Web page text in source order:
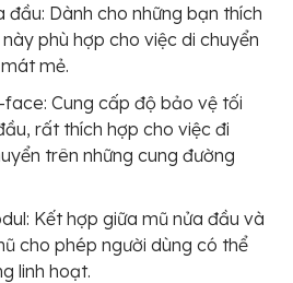
đầu: Dành cho những bạn thích
phù hợp cho việc di chuyển
mẻ.
face: Cung cấp độ bảo vệ tối
rất thích hợp cho việc đi
trên những cung đường
Kết hợp giữa mũ nửa đầu và
cho phép người dùng có thể
linh hoạt.